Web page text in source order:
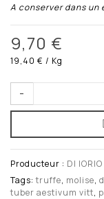
A conserver dans
9,70 €
19,40 € / Kg
-
Producteur : DI
Tags:truffe, molise,
tuber aestivum vitt,